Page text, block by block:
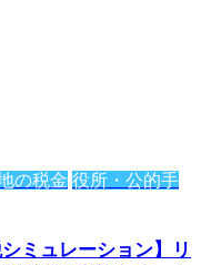
の税金 役所・公的手
ミュレーション】リ